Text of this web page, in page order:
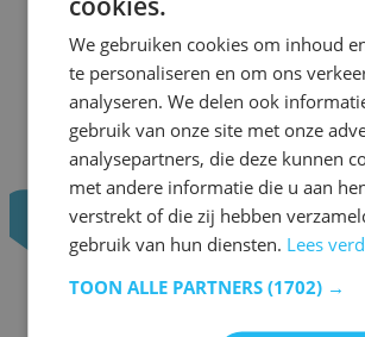
We gebruiken cookies om inhoud
te personaliseren en om ons
analyseren. We delen ook
gebruik van onze site met onze
analysepartners, die deze kunnen
met andere informatie die u aan
verstrekt of die zij hebben
gebruik van hun diensten. Lees
TOON ALLE PARTNERS (1702) →